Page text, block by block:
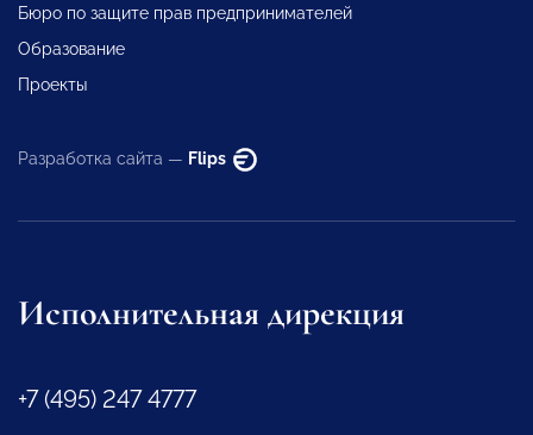
Бюро по защите прав предпринимателей
Образование
Проекты
Разработка сайта — Flips
Исполнительная дирекция
+7 (495) 247 4777